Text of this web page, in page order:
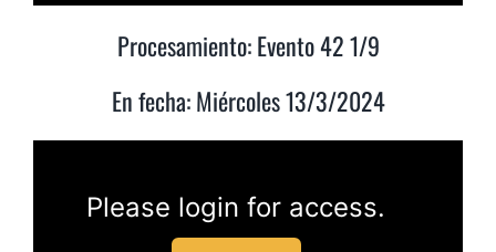
Procesamiento: Evento 42 1/9
En fecha: Miércoles 13/3/2024
Please login for access.